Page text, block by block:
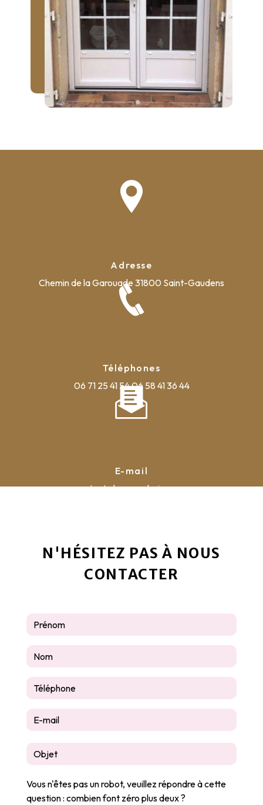
Adresse
Chemin de la Garouade 31800 Saint-Gaudens
Téléphones
06 71 25 41 5406 58 41 36 44
E-mail
contact@la-pyrauboise.com
N'HÉSITEZ PAS À NOUS
CONTACTER
Vous n'êtes pas un robot, veuillez répondre à cette
question : combien font zéro plus deux ?